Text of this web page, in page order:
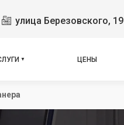
улица Березовского, 19
ЦЕНЫ